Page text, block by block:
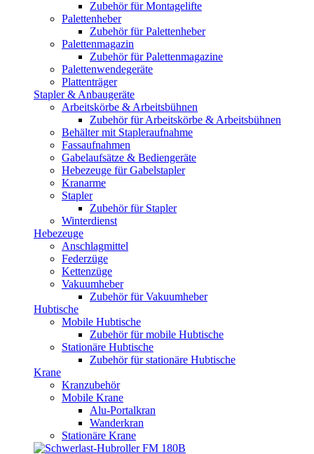
Zubehör für Montagelifte
Palettenheber
Zubehör für Palettenheber
Palettenmagazin
Zubehör für Palettenmagazine
Palettenwendegeräte
Plattenträger
Stapler & Anbaugeräte
Arbeitskörbe & Arbeitsbühnen
Zubehör für Arbeitskörbe & Arbeitsbühnen
Behälter mit Stapleraufnahme
Fassaufnahmen
Gabelaufsätze & Bediengeräte
Hebezeuge für Gabelstapler
Kranarme
Stapler
Zubehör für Stapler
Winterdienst
Hebezeuge
Anschlagmittel
Federzüge
Kettenzüge
Vakuumheber
Zubehör für Vakuumheber
Hubtische
Mobile Hubtische
Zubehör für mobile Hubtische
Stationäre Hubtische
Zubehör für stationäre Hubtische
Krane
Kranzubehör
Mobile Krane
Alu-Portalkran
Wanderkran
Stationäre Krane